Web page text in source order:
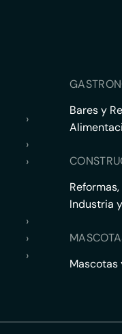
›
›
›
›
›
›
Bares y
Industria
Mascotas